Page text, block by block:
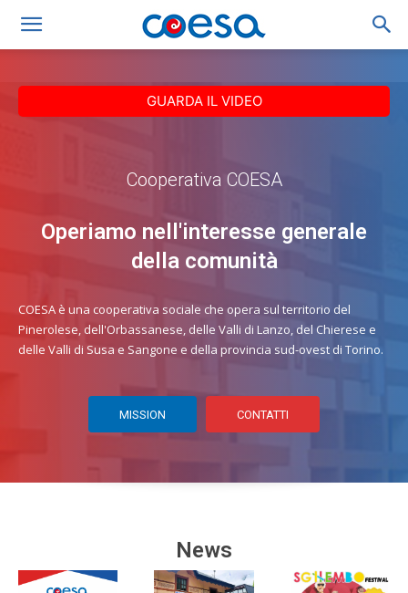
GUARDA IL VIDEO
Cooperativa COESA
Operiamo nell'interesse generale
della comunità
COESA è una cooperativa sociale che opera sul territorio del
Pinerolese, dell'Orbassanese, delle Valli di Lanzo, del Chierese e
delle Valli di Susa e Sangone e della provincia sud-ovest di Torino.
MISSION CONTATTI
News